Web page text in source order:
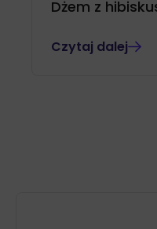
Dżem z
Czytaj dalej